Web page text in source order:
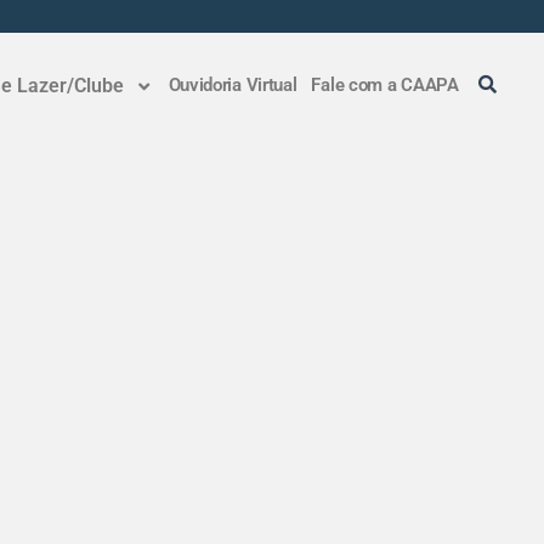
Lazer/Clube Ouvidoria Virtual Fale com a CAAPA